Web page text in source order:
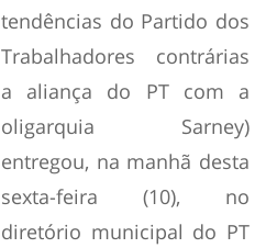
tendências do Partido dos
Trabalhadores contrárias
a aliança do PT com a
oligarquia Sarney)
entregou, na manhã desta
sexta-feira (10), no
diretório municipal do PT